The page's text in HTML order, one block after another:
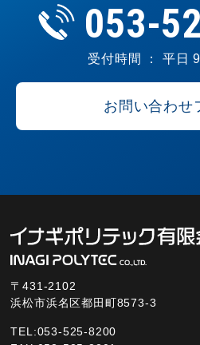
053-
受付時間 ： 平日
お問い合わせ
〒431-2102
浜松市浜名区都田町8573-3
TEL:053-525-8200